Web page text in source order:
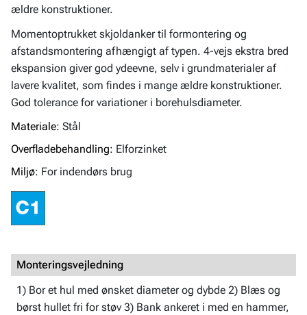
ældre konstruktioner.
Momentoptrukket skjoldanker til formontering og
afstandsmontering afhængigt af typen. 4-vejs ekstra bred
ekspansion giver god ydeevne, selv i grundmaterialer af
lavere kvalitet, som findes i mange ældre konstruktioner.
God tolerance for variationer i borehulsdiameter.
Materiale: Stål
Overfladebehandling: Elforzinket
Miljø: For indendørs brug
Monteringsvejledning
1) Bor et hul med ønsket diameter og dybde 2) Blæs og
børst hullet fri for støv 3) Bank ankeret i med en hammer,